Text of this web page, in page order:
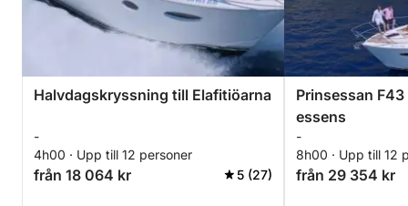
Halvdagskryssning till Elafitiöarna
-
4h00 · Upp till 12 personer
från 18 064 kr 5 (27)
Prinsessan
essens
-
8h00 · Upp till 12
från 29 354 kr